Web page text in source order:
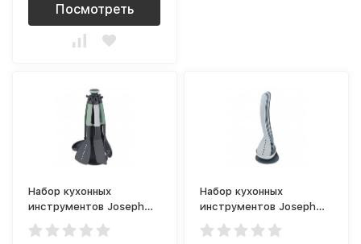
Посмотреть
Набор кухонных
инструментов Joseph
Joseph Elevate Carousel
Sage 10540
Набор кухонных
инструментов Joseph
Joseph Nest Plus Sky
10526